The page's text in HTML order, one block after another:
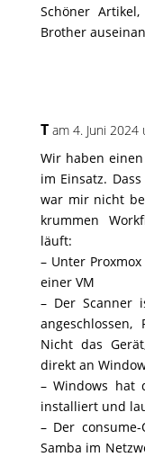
Schöner
Brother
T am 4. Juni 2024
Wir haben
im Einsatz.
war mir nicht
krummen
läuft:
– Unter
einer VM
– Der Scanner
Nicht das
direkt an
– Windows hat
installiert und
– Der
Samba im